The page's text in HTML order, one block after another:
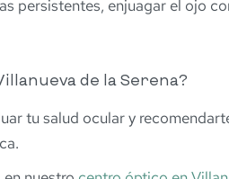
persistentes, enjuagar el ojo
de la Serena?
tu salud ocular y